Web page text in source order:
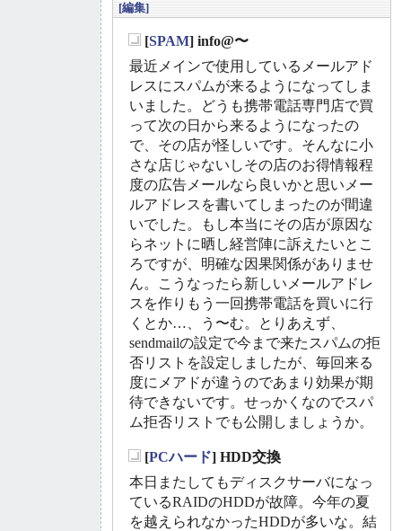
[編集]
[SPAM] info@〜
最近メインで使用しているメールアド
レスにスパムが来るようになってしま
いました。どうも携帯電話専門店で買
って次の日から来るようになったの
で、その店が怪しいです。そんなに小
さな店じゃないしその店のお得情報程
度の広告メールなら良いかと思いメー
ルアドレスを書いてしまったのが間違
いでした。もし本当にその店が原因な
らネットに晒し経営陣に訴えたいとこ
ろですが、明確な因果関係がありませ
ん。こうなったら新しいメールアドレ
スを作りもう一回携帯電話を買いに行
くとか…、う〜む。とりあえず、
sendmailの設定で今まで来たスパムの拒
否リストを設定しましたが、毎回来る
度にメアドが違うのであまり効果が期
待できないです。せっかくなのでスパ
ム拒否リストでも公開しましょうか。
[PCハード] HDD交換
本日またしてもディスクサーバになっ
ているRAIDのHDDが故障。今年の夏
を越えられなかったHDDが多いな。結